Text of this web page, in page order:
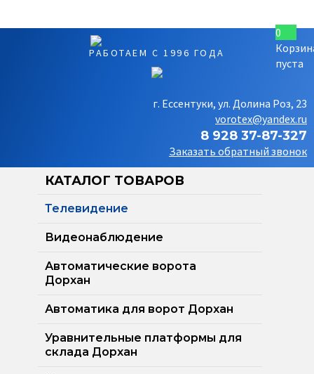
РАБОТАЕМ С 1996 ГОДА
г. Ессентуки, ул. Долина Роз, 23
vorotex@yandex.ru
8 928 37-87-327
Заказать обратный звонок
0
пуста
КАТАЛОГ ТОВАРОВ
Телевидение
Видеонаблюдение
Автоматические ворота
Дорхан
Автоматика для ворот Дорхан
Уравнительные платформы для
склада Дорхан